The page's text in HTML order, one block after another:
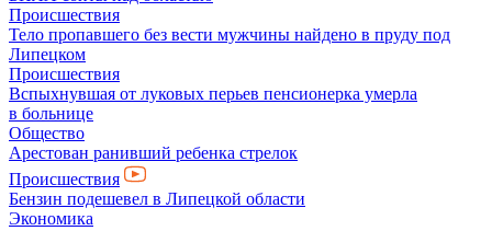
Происшествия
Тело пропавшего без вести мужчины найдено в пруду под
Липецком
Происшествия
Вспыхнувшая от луковых перьев пенсионерка умерла
в больнице
Общество
Арестован ранивший ребенка стрелок
Происшествия
Бензин подешевел в Липецкой области
Экономика